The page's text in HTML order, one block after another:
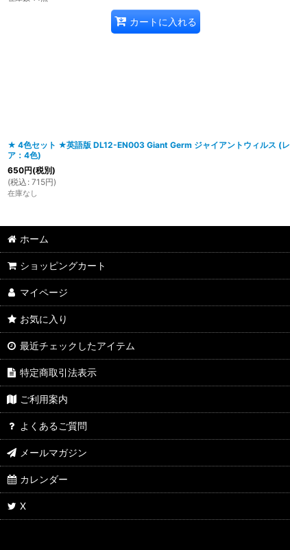
カートに入れる
★ 4色セット ★英語版 DL12-EN003 Giant Germ ジャイアントウィルス (レ
ア：4色)
650円(税別)
(税込 : 715円)
在庫なし
ホーム
ショッピングカート
マイページ
お気に入り
最近チェックしたアイテム
特定商取引法表示
ご利用案内
よくあるご質問
メールマガジン
カレンダー
X